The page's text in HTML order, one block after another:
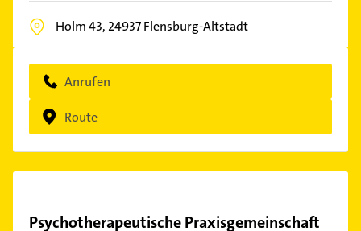
Holm 43, 24937Flensburg-Altstadt
Anrufen
Route
Psychotherapeutische Praxisgemeinschaft